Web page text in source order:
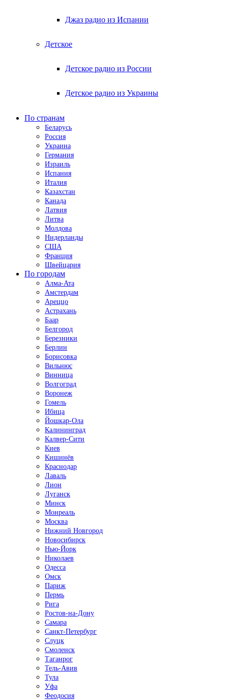
Джаз радио из Испании
Детское
Детское радио из России
Детское радио из Украины
По странам
Беларусь
Россия
Украина
Германия
Израиль
Испания
Италия
Казахстан
Канада
Латвия
Литва
Молдова
Нидерланды
США
Франция
Швейцария
По городам
Алма-Ата
Амстердам
Ареццо
Астрахань
Баар
Белгород
Березники
Берлин
Борисовка
Вильнюс
Винница
Волгоград
Воронеж
Гомель
Ибица
Йошкар-Ола
Калининград
Калвер-Сити
Киев
Кишинёв
Краснодар
Лаваль
Лион
Луганск
Минск
Монреаль
Москва
Нижний Новгород
Новосибирск
Нью-Йорк
Николаев
Одесса
Омск
Париж
Пермь
Рига
Ростов-на-Дону
Самара
Санкт-Петербург
Слуцк
Смоленск
Таганрог
Тель-Авив
Тула
Уфа
Феодосия